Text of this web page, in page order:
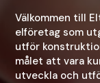
Välkommen till
elföretag som
utför
målet att vara
utveckla och